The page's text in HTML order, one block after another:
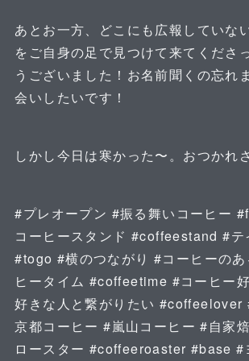
あとお一方、どこにも広報していな
をご自身の足で見つけて来てくださ
うございました！お名前聞くの忘れ
会いしたいです！
しかし今日は寒かった〜。おつかれ
#プレオープン #振る舞いコーヒー
コーヒースタンド #coffeestand #テ
#togo #横のつながり #コーヒーの
ヒータイム #coffeetime #コーヒー
好きな人と繋がりたい
京都コーヒー #嵐山コーヒー #自家
ロースター #coffeeroaster #base #